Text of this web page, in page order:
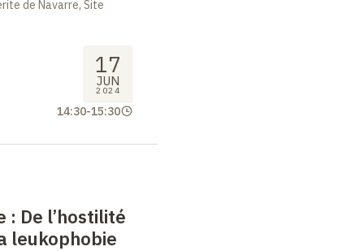
de Navarre, Site
17
JUN
2024
14:30-15:30
: De l’hostilité
leukophobie